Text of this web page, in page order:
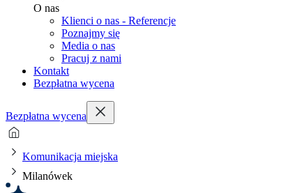
O nas
Klienci o nas - Referencje
Poznajmy się
Media o nas
Pracuj z nami
Kontakt
Bezpłatna wycena
Bezpłatna wycena
Komunikacja miejska
Milanówek